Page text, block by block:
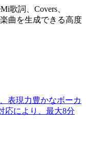
歌詞、Covers、
曲を生成できる高度
表現力豊かなボーカ
応により、最大8分